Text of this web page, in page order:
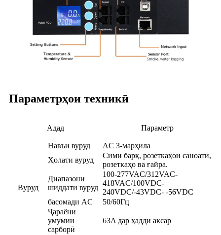
Параметрҳои техникӣ
Адад Параметр
Вуруд
Навъи вуруд
AC 3-марҳила
Ҳолати вуруд
Сими барқ, розеткаҳои саноатӣ,
розеткаҳо ва ғайра.
Диапазони
шиддати вуруд
100-277VAC/312VAC-
418VAC/100VDC-
240VDC/-43VDC- -56VDC
басомади AC
50/60Гц
Ҷараёни
умумии
сарборӣ
63A дар ҳадди аксар